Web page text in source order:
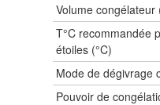
Volume congélateur
T°C recommandée
étoiles (°C)
Mode de dégivrage
Pouvoir de